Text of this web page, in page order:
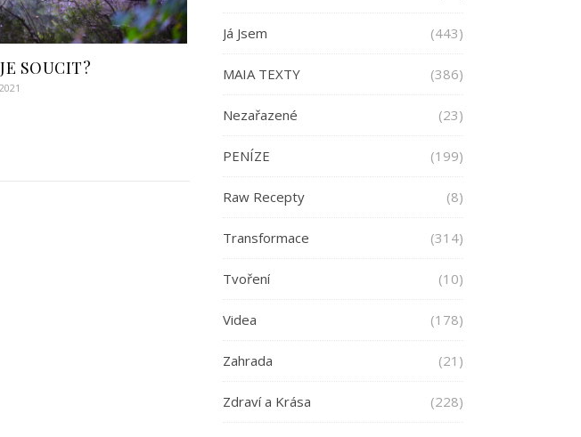
SOUCIT?
Já Jsem (443)
MAIA TEXTY (386)
Nezařazené (23)
PENÍZE (199)
Raw Recepty (8)
Transformace (314)
Tvoření (10)
Videa (178)
Zahrada (21)
Zdraví a Krása (228)